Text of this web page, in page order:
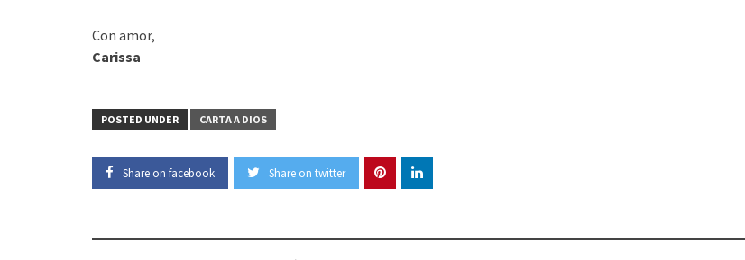
Con amor,
Carissa
POSTED UNDER CARTA A DIOS
Share on facebook Share on twitter